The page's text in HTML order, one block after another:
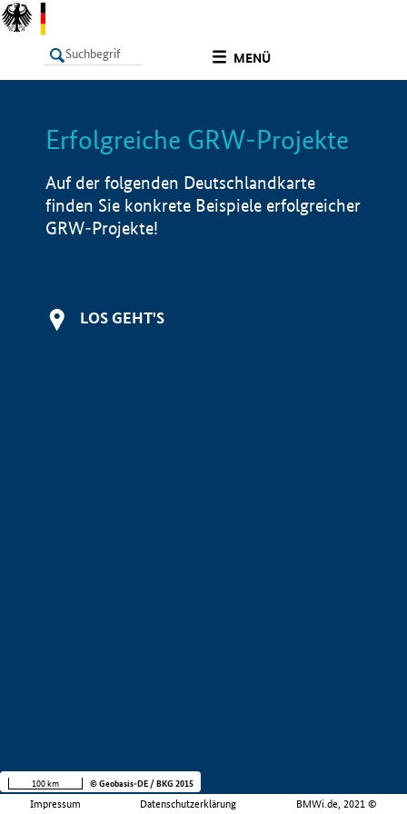
MENÜ
LISTE Info
Erfolgreiche GRW-Projekte
Auf der folgenden Deutschlandkarte
finden Sie konkrete Beispiele erfolgreicher
GRW-Projekte!
LOS GEHT'S
Impressum Datenschutzerklärung BMWi.de, 2021 ©
100 km © Geobasis-DE / BKG 2015